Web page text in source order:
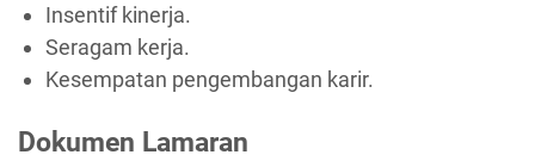
Insentif kinerja.
Seragam kerja.
Kesempatan pengembangan karir.
Dokumen Lamaran